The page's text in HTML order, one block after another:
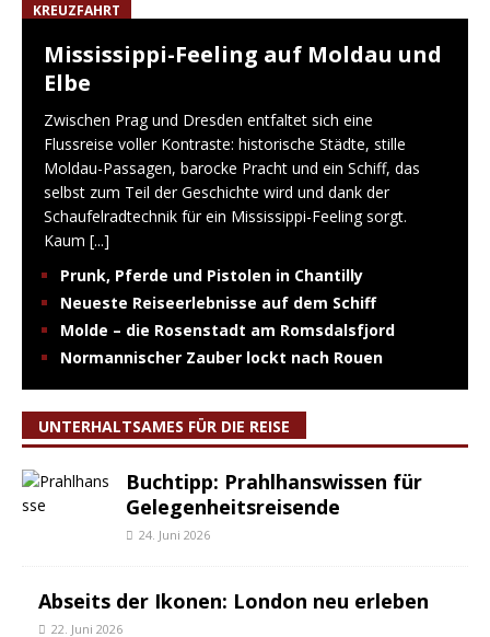
KREUZFAHRT
Mississippi-Feeling auf Moldau und
Elbe
Zwischen Prag und Dresden entfaltet sich eine
Flussreise voller Kontraste: historische Städte, stille
Moldau-Passagen, barocke Pracht und ein Schiff, das
selbst zum Teil der Geschichte wird und dank der
Schaufelradtechnik für ein Mississippi-Feeling sorgt.
Kaum [...]
Prunk, Pferde und Pistolen in Chantilly
Neueste Reiseerlebnisse auf dem Schiff
Molde – die Rosenstadt am Romsdalsfjord
Normannischer Zauber lockt nach Rouen
UNTERHALTSAMES FÜR DIE REISE
Buchtipp: Prahlhanswissen für
Gelegenheitsreisende
24. Juni 2026
Abseits der Ikonen: London neu erleben
22. Juni 2026